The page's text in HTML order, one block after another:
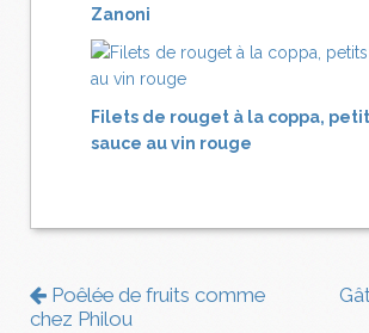
Zanoni
Filets de rouget à la coppa,
sauce au vin rouge
Poêlée de fruits comme
chez Philou